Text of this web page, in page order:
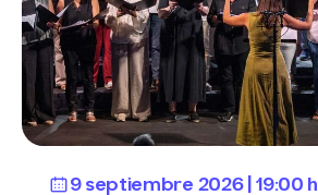
9 septiembre 2026 | 19:00 h